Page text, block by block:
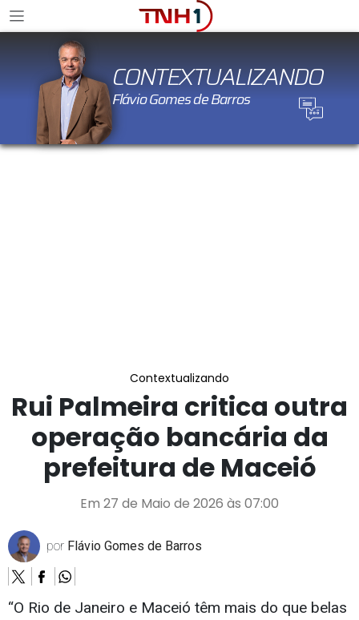
CONTEXTUALIZANDO
Contextualizando
Rui Palmeira critica outra
operação bancária da
prefeitura de Maceió
Em 27 de Maio de 2026 às 07:00
por Flávio Gomes de Barros
“O Rio de Janeiro e Maceió têm mais do que belas